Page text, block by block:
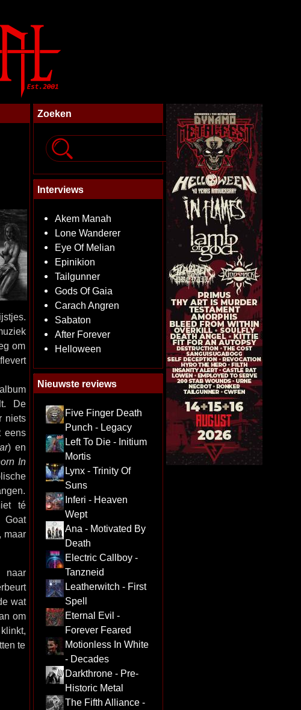
om
De
niets
eens
) en
In
té
Goat
maar
wat
om
te
Zoeken
Interviews
Akem Manah
Lone Wanderer
Eye Of Melian
Epinikion
Tailgunner
Gods Of Gaia
Carach Angren
Sabaton
After Forever
Helloween
Nieuwste reviews
Five Finger Death
Punch - Legacy
Left To Die - Initium
Mortis
Lynx - Trinity Of
Suns
Inferi - Heaven
Wept
Ana - Motivated By
Death
Electric Callboy -
Tanzneid
Leatherwitch - First
Spell
Eternal Evil -
Forever Feared
Motionless In White
- Decades
Darkthrone - Pre-
Historic Metal
The Fifth Alliance -